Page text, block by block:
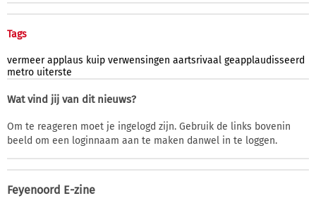
Tags
vermeer applaus kuip verwensingen aartsrivaal geapplaudisseerd
metro uiterste
Wat vind jij van dit nieuws?
Om te reageren moet je ingelogd zijn. Gebruik de links bovenin
beeld om een loginnaam aan te maken danwel in te loggen.
Feyenoord E-zine